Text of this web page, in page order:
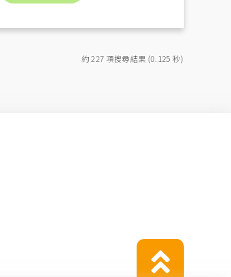
約 227 項搜尋結果 (0.125 秒)